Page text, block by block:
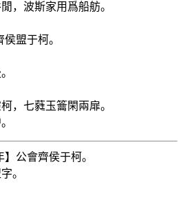
，波斯家用爲船舫。
侯盟于柯。
，七蕤玉籥閑兩扉。
公會齊侯于柯。
。